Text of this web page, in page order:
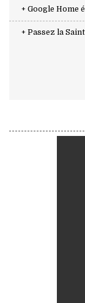
+ Google Home
+ Passez la